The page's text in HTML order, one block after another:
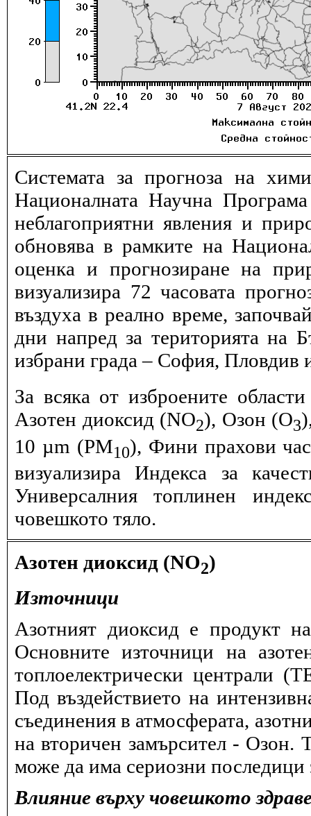
Системата за прогноза на
Националната Научна
неблагоприятни явления и
обновява в рамките на
оценка и прогнозиране на
визуализира 72 часовата
въздуха в реално време,
дни напред за територията на
избрани града – София, Пловдив
За всяка от изброените
Азотен диоксид (NO2), Озон (O3
10 µm (PM10), Фини прахови
визуализира Индекса за
Универсалния топлинен
човешкото тяло.
Азотен диоксид (NO2)
Източници
Азотният диоксид е продукт
Основните източници на
топлоелектрически централи
Под въздействието на
съединения в атмосферата,
на вторичен замърсител - Озон.
може да има сериозни последици
Влияние върху човешкото